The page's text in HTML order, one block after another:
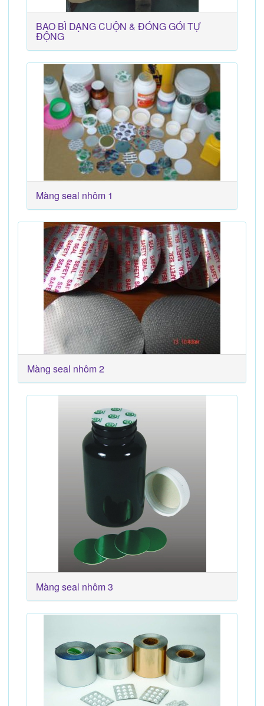
BAO BÌ DẠNG CUỘN & ĐÓNG GÓI TỰ
ĐỘNG
Màng seal nhôm 1
Màng seal nhôm 2
Màng seal nhôm 3